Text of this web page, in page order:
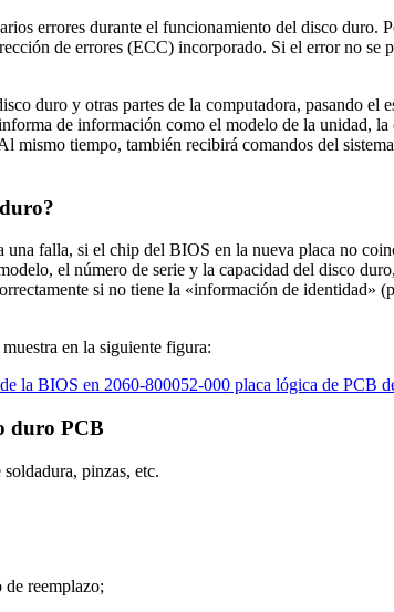
errores durante el funcionamiento del disco duro.
de errores (ECC) incorporado. Si el error no se
duro y otras partes de la computadora, pasando
de información como el modelo de la unidad,
tiempo, también recibirá comandos del
falla, si el chip del BIOS en la nueva placa no
el número de serie y la capacidad del disco
si no tiene la «información de identidad»
en la siguiente figura:
duro PCB
pinzas, etc.
reemplazo;